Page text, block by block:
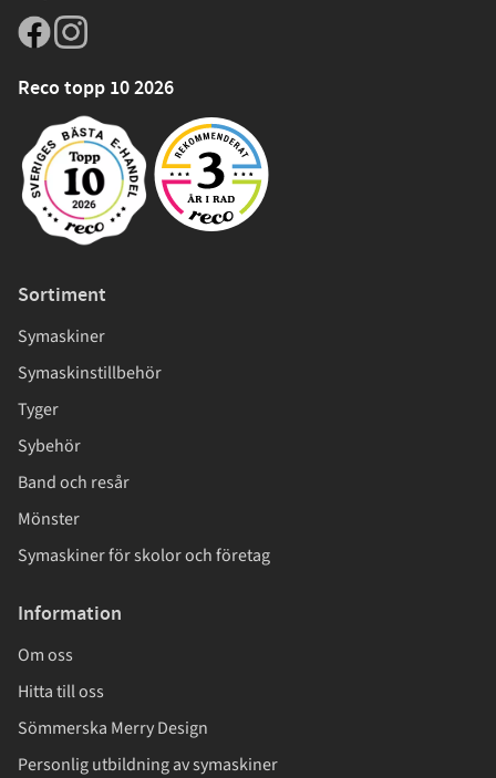
Reco topp 10 2026
Sortiment
Symaskiner
Symaskinstillbehör
Tyger
Sybehör
Band och resår
Mönster
Symaskiner för skolor och företag
Information
Om oss
Hitta till oss
Sömmerska Merry Design
Personlig utbildning av symaskiner